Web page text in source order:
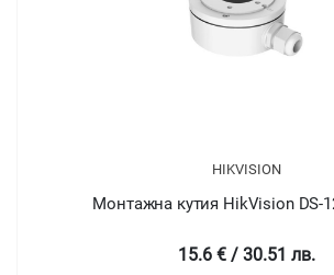
HIKVISION
Монтажна кутия HikVision DS-
15.6 € / 30.51 лв.